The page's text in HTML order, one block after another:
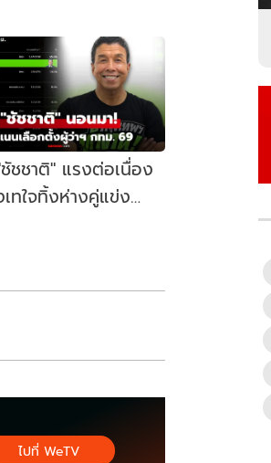
ชชาติ" แรงต่อเนื่อง
ทใจทิ้งห่างคู่แข่ง
ไปที่ WeTV